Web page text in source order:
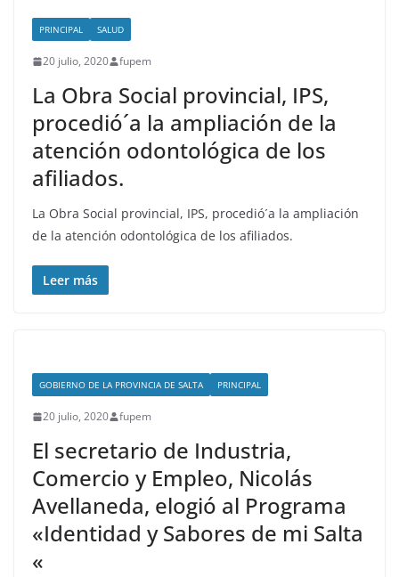
PRINCIPAL SALUD
20 julio, 2020 fupem
La Obra Social provincial, IPS,
procedió´a la ampliación de la
atención odontológica de los
afiliados.
La Obra Social provincial, IPS, procedió´a la ampliación
de la atención odontológica de los afiliados.
Leer más
GOBIERNO DE LA PROVINCIA DE SALTA PRINCIPAL
20 julio, 2020 fupem
El secretario de Industria,
Comercio y Empleo, Nicolás
Avellaneda, elogió al Programa
«Identidad y Sabores de mi Salta
«